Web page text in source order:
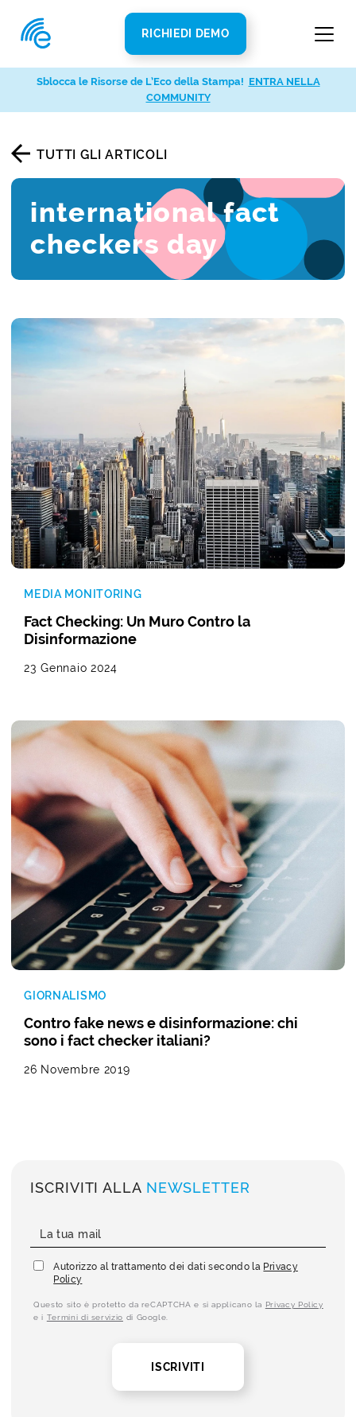
RICHIEDI DEMO
TUTTI GLI ARTICOLI
international fact
checkers day
MEDIA MONITORING
Fact Checking: Un Muro Contro la
Disinformazione
23 Gennaio 2024
GIORNALISMO
Contro fake news e disinformazione: chi
sono i fact checker italiani?
26 Novembre 2019
ISCRIVITI ALLA NEWSLETTER
Autorizzo al trattamento dei dati secondo la Privacy
Policy
Questo sito è protetto da reCAPTCHA e si applicano la Privacy Policy
e i Termini di servizio di Google.
ISCRIVITI
Sblocca le Risorse de L’Eco della Stampa! ENTRA NELLA
COMMUNITY